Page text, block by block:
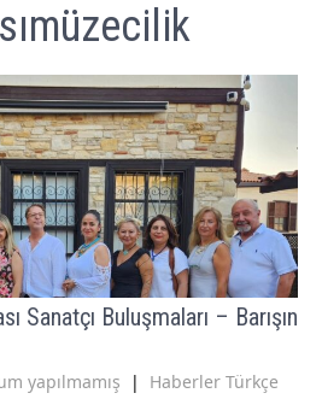
Sanatçı Buluşmaları – Barışın
yapılmamış | Haberler Türkçe